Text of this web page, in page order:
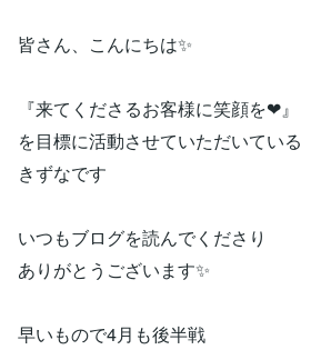
皆さん、こんにちは✨
『来てくださるお客様に笑顔を❤』
を目標に活動させていただいている
きずなです
いつもブログを読んでくださり
ありがとうございます✨
早いもので4月も後半戦